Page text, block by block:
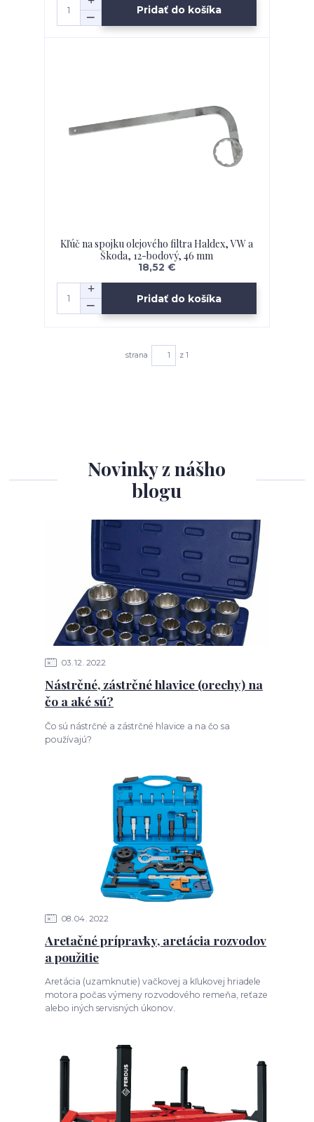
Pridať do košíka
Kľúč na spojku olejového filtra Haldex, VW a
Škoda, 12-bodový, 46 mm
18,52 €
Pridať do košíka
strana z 1
Novinky z nášho
blogu
03 12 2022
Nástrčné, zástrčné hlavice (orechy) na
čo a aké sú?
Čo sú nástrčné a zástrčné hlavice a na čo sa
používajú?
08 04 2022
Aretačné prípravky, aretácia rozvodov
a použitie
Aretácia (uzamknutie) vačkovej a kľukovej hriadele
motora počas výmeny rozvodového remeňa, reťaze
alebo iných servisných úkonov.